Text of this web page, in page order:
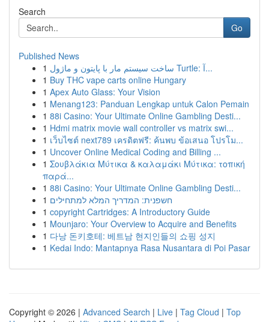
Search
Go
Published News
1
ساخت سیستم مار با پایتون و ماژول Turtle: آ...
1 Buy THC vape carts online Hungary
1 Apex Auto Glass: Your Vision
1 Menang123: Panduan Lengkap untuk Calon Pemain
1 88i Casino: Your Ultimate Online Gambling Desti...
1 Hdmi matrix movie wall controller vs matrix swi...
1 เว็บไซต์ next789 เครดิตฟรี: ค้นพบ ข้อเสนอ โปรโม...
1 Uncover Online Medical Coding and Billing ...
1 Σουβλάκια Μύτικα & καλαμάκι Μύτικα: τοπική
παρά...
1 88i Casino: Your Ultimate Online Gambling Desti...
1 חשפנית: המדריך המלא למתחילים
1 copyright Cartridges: A Introductory Guide
1 Mounjaro: Your Overview to Acquire and Benefits
1 다낭 돈키호테: 베트남 현지인들의 쇼핑 성지
1 Kedai Indo: Mantapnya Rasa Nusantara di Poi Pasar
Copyright © 2026 | Advanced Search | Live | Tag Cloud | Top